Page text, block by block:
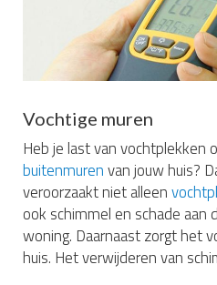
Vochtige muren
Heb je last van vochtplekken
buitenmurenvan jouw huis?
veroorzaakt niet alleen
ook schimmel en schade aan
woning. Daarnaast zorgt het
huis. Het verwijderen van